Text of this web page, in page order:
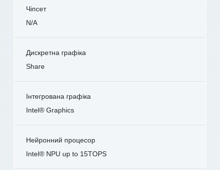
Чіпсет
N/A
Дискретна графіка
Share
Інтегрована графіка
Intel® Graphics
Нейронний процесор
Intel® NPU up to 15TOPS